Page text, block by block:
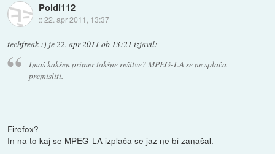
Poldi112
::22. apr 2011, 13:37
techfreak :) je22. apr 2011 ob 13:21 izjavil:
Imaš kakšen primer takšne rešitve? MPEG-LA se ne splača
premisliti.
Firefox?
In na to kaj se MPEG-LA izplača se jaz ne bi zanašal.